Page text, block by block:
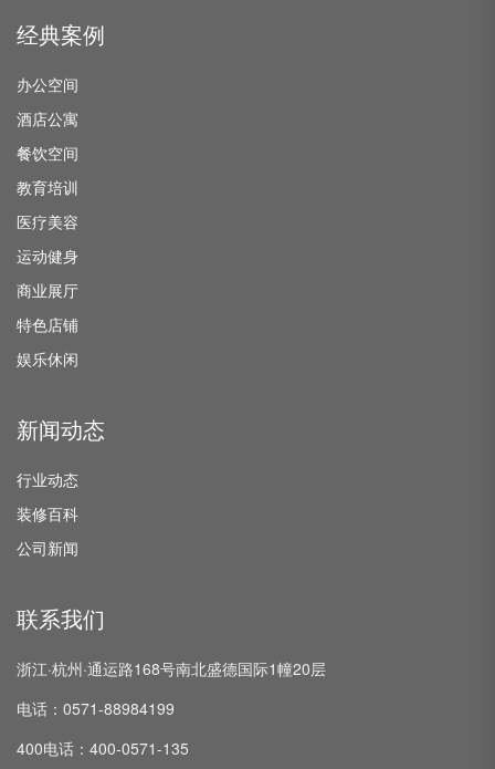
经典案例
办公空间
酒店公寓
餐饮空间
教育培训
医疗美容
运动健身
商业展厅
特色店铺
娱乐休闲
新闻动态
行业动态
装修百科
公司新闻
联系我们
浙江·杭州·通运路168号南北盛德国际1幢20层
电话：0571-88984199
400电话：400-0571-135